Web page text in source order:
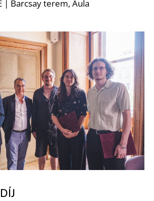
| Barcsay terem, Aula